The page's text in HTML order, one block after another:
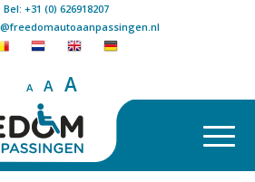
Bel: +31 (0) 626918207
A A A